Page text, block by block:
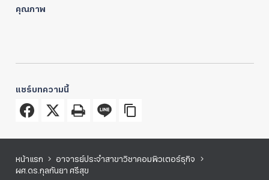
คุณภาพ
แชร์บทความนี้
หน้าแรก
อาจารย์ประจำสาขาวิชาคอมพิวเตอร์ธุกิจ
ผศ.ดร.กุลกันยา ศรีสุข